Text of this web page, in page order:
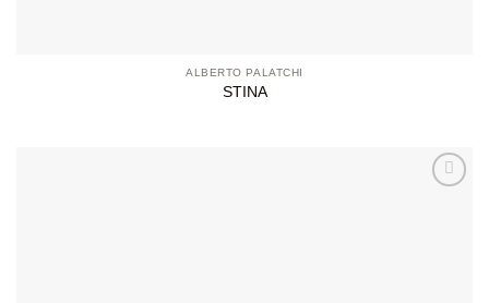
ALBERTO PALATCHI
STINA